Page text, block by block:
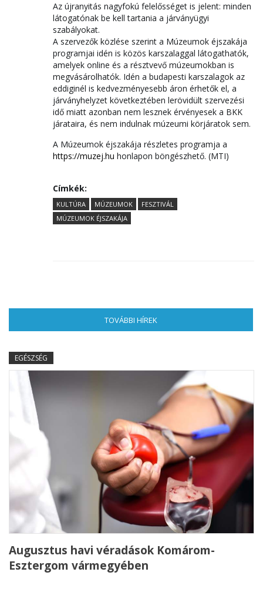
Az újranyitás nagyfokú felelősséget is jelent: minden
látogatónak be kell tartania a járványügyi
szabályokat.
A szervezők közlése szerint a Múzeumok éjszakája
programjai idén is közös karszalaggal látogathatók,
amelyek online és a résztvevő múzeumokban is
megvásárolhatók. Idén a budapesti karszalagok az
eddiginél is kedvezményesebb áron érhetők el, a
járványhelyzet következtében lerövidült szervezési
idő miatt azonban nem lesznek érvényesek a BKK
járataira, és nem indulnak múzeumi körjáratok sem.
A Múzeumok éjszakája részletes programja a
https://muzej.hu honlapon böngészhető. (MTI)
Címkék:
KULTÚRA MÚZEUMOK
FESZTIVÁL
MÚZEUMOK ÉJSZAKÁJA
TOVÁBBI HÍREK
EGÉSZSÉG
Augusztus havi véradások Komárom-
Esztergom vármegyében